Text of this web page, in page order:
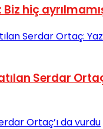
hiç
Serdar